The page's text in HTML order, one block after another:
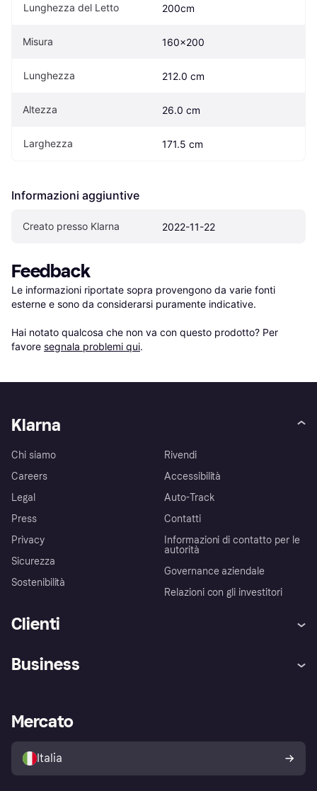
Lunghezza del Letto 200cm
Misura 160x200
Lunghezza 212.0 cm
Altezza 26.0 cm
Larghezza 171.5 cm
Informazioni aggiuntive
Creato presso Klarna 2022-11-22
Feedback
Le informazioni riportate sopra provengono da varie fonti
esterne e sono da considerarsi puramente indicative.
Hai notato qualcosa che non va con questo prodotto? Per
favore segnala problemi qui.
Klarna
Chi siamo
Careers
Legal
Press
Privacy
Sicurezza
Sostenibilità
Rivendi
Accessibilità
Auto-Track
Contatti
Informazioni di contatto per le
autorità
Governance aziendale
Relazioni con gli investitori
Clienti
Esplora i negozi
Politica di protezione
dell'acquirente Klarna
Business
Accesso aziende
Mercato
Italia